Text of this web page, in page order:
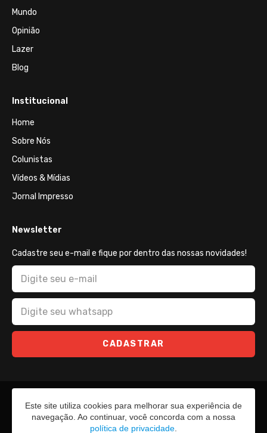
Mundo
Opinião
Lazer
Blog
Institucional
Home
Sobre Nós
Colunistas
Vídeos & Mídias
Jornal Impresso
Newsletter
Cadastre seu e-mail e fique por dentro das nossas novidades!
CADASTRAR
Este site utiliza cookies para melhorar sua experiência de
navegação. Ao continuar, você concorda com a nossa
política de privacidade